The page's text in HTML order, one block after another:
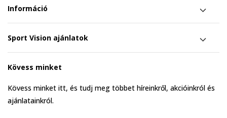
Információ
Sport Vision ajánlatok
Kövess minket
Kövess minket itt, és tudj meg többet híreinkről, akcióinkról és
ajánlatainkról.